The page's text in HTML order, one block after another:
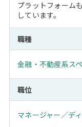
プラットフォーム
しています。
職種
金融・不動産系ス
職位
マネージャー／デ